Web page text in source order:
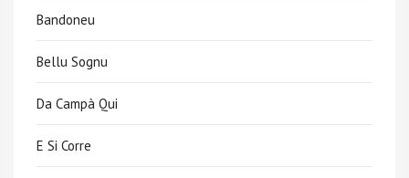
Bandoneu
Bellu Sognu
Da Campà Qui
E Si Corre